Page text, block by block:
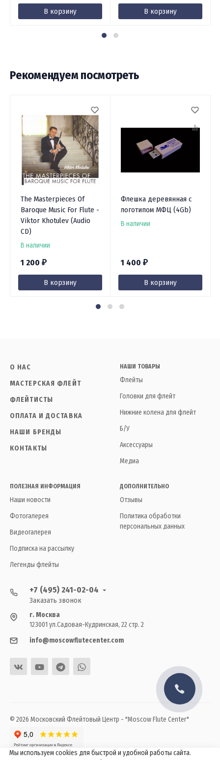
В корзину В корзину
Рекомендуем посмотреть
The Masterpieces Of
Baroque Music For Flute -
Viktor Khotulev (Audio
CD)
В наличии
1 200 ₽
В корзину
Флешка деревянная с
логотипом МФЦ (4Gb)
В наличии
1 400 ₽
В корзину
О НАС
МАСТЕРСКАЯ ФЛЕЙТ
ФЛЕЙТИСТЫ
ОПЛАТА И ДОСТАВКА
НАШИ БРЕНДЫ
КОНТАКТЫ
НАШИ ТОВАРЫ
Флейты
Головки для флейт
Нижние колена для флейт
Б/У
Аксессуары
Медиа
ПОЛЕЗНАЯ ИНФОРМАЦИЯ
Наши новости
Фотогалерея
Видеогалерея
Подписка на рассылку
Легенды флейты
ДОПОЛНИТЕЛЬНО
Отзывы
Политика обработки
персональных данных
+7 (495) 241-02-04
Заказать звонок
г. Москва
123001 ул.Садовая-Кудринская, 22 стр. 2
info@moscowflutecenter.com
© 2026 Московский Флейтовый Центр - "Moscow Flute Center"
Мы используем cookies для быстрой и удобной работы сайта.